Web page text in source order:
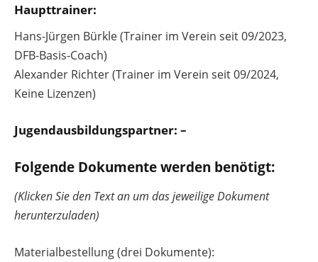
Haupttrainer:
Hans-Jürgen Bürkle (Trainer im Verein seit 09/2023,
DFB-Basis-Coach)
Alexander Richter (Trainer im Verein seit 09/2024,
Keine Lizenzen)
Jugendausbildungspartner: –
Folgende Dokumente werden benötigt:
(Klicken Sie den Text an um das jeweilige Dokument
herunterzuladen)
Materialbestellung (drei Dokumente):